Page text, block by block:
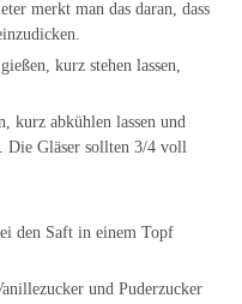
merkt man das daran, dass
kurz stehen lassen,
kurz abkühlen lassen und
Die Gläser sollten 3/4 voll
den Saft in einem Topf
und Puderzucker